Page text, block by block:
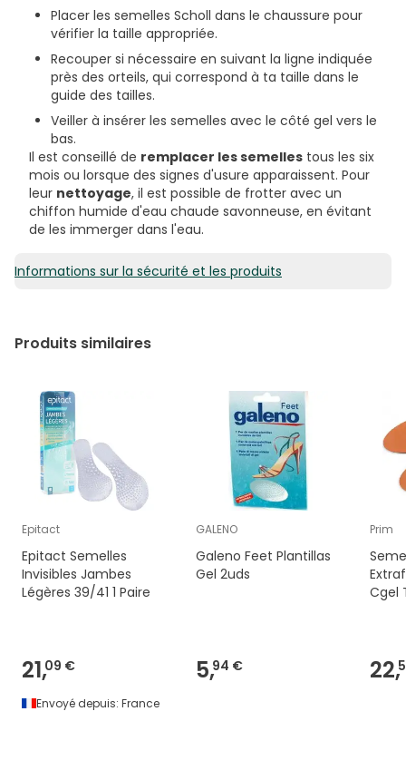
Placer les semelles Scholl dans le chaussure pour
vérifier la taille appropriée.
Recouper si nécessaire en suivant la ligne indiquée
près des orteils, qui correspond à ta taille dans le
guide des tailles.
Veiller à insérer les semelles avec le côté gel vers le
bas.
Il est conseillé de remplacer les semelles tous les six
mois ou lorsque des signes d'usure apparaissent. Pour
leur nettoyage, il est possible de frotter avec un
chiffon humide d'eau chaude savonneuse, en évitant
de les immerger dans l'eau.
Informations sur la sécurité et les produits
Produits similaires
Epitact
Epitact Semelles
Invisibles Jambes
Légères 39/41 1 Paire
21,09 €
Envoyé depuis: France
GALENO
Galeno Feet Plantillas
Gel 2uds
5,94 €
Prim
Cgel
22,